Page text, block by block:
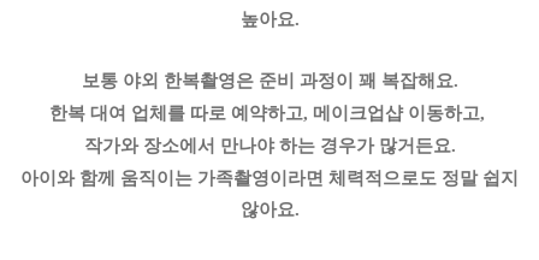
높아요.
보통 야외 한복촬영은 준비 과정이 꽤 복잡해요.
한복 대여 업체를 따로 예약하고, 메이크업샵 이동하고,
작가와 장소에서 만나야 하는 경우가 많거든요.
아이와 함께 움직이는 가족촬영이라면 체력적으로도 정말 쉽지
않아요.